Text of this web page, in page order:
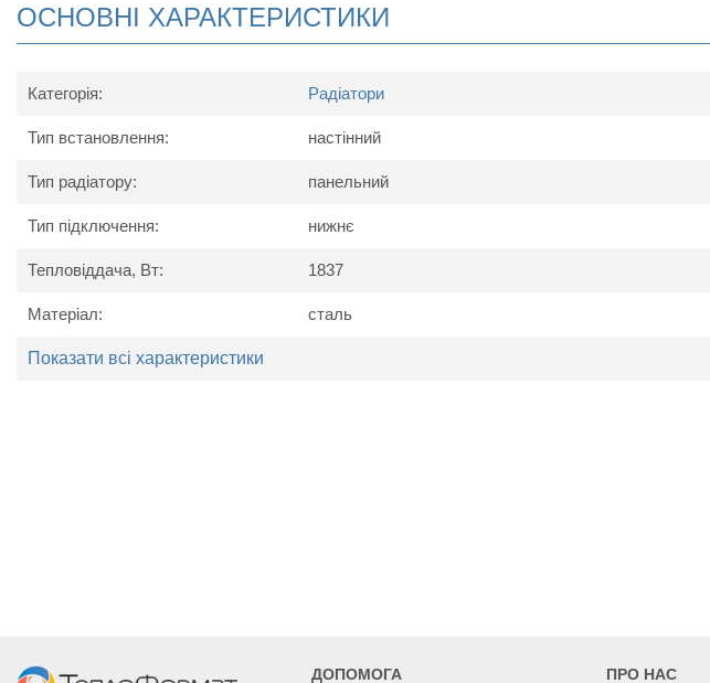
підвищує тепловіддачу;
клапан, що дозволяє регулювати температуру нагрівання приміщення шляхом зміни
В комплект до радіатора входять: заглушки, клапан Маєвського (спуску-випуску
Потужність
1653 2572
ОСНОВНІ ХАРАКТЕРИСТИКИ
Категорія: Радіатори
Тип встановлення: настінний
Тип радіатору: панельний
Тип підключення: нижнє
Тепловіддача, Вт: 1837
Матеріал: сталь
Показати всі характеристики
ДОПОМОГА ПРО НАС